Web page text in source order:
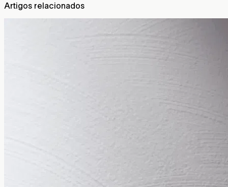
Artigos relacionados